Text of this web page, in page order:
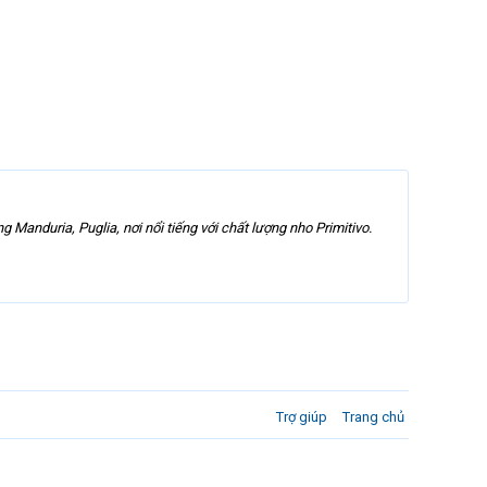
Manduria, Puglia, nơi nổi tiếng với chất lượng nho Primitivo.
Trợ giúp Trang chủ